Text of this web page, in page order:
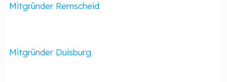
Mitgründer Remscheid
Mitgründer Duisburg